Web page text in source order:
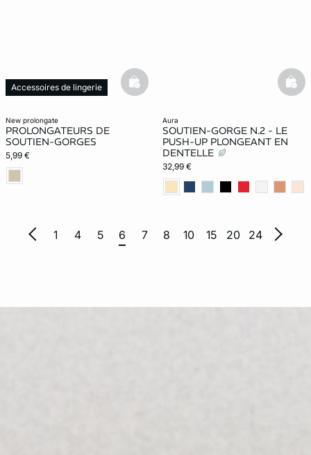
new prolongate
PROLONGATEURS DE
SOUTIEN-GORGES
5,99 €
Accessoires de lingerie basketfull
aura
SOUTIEN-GORGE N.2 - LE
PUSH-UP PLONGEANT EN
DENTELLE
32,99 €
1 4 5 6 7 8 10 15 20 24